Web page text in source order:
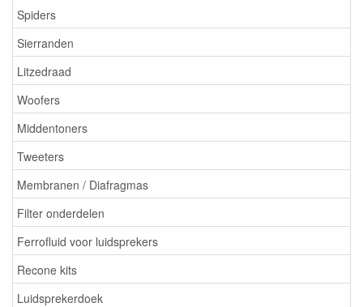
Spiders
Sierranden
Litzedraad
Woofers
Middentoners
Tweeters
Membranen / Diafragmas
Filter onderdelen
Ferrofluid voor luidsprekers
Recone kits
Luidsprekerdoek